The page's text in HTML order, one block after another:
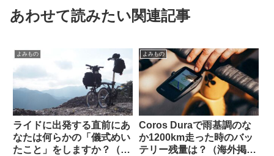
あわせて読みたい関連記事
よみもの
ライドに出発する直前にあ
なたは何らかの「儀式めい
たこと」をしますか？（海
よみもの
Coros Duraで雨基調のな
か1200km走った時のバッ
テリー残量は？（海外掲示